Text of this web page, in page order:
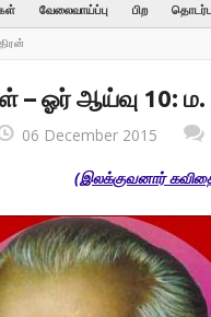
வேலைவாய்ப்பு பிற
ஓர் ஆய்வு 10: ம.
06 December 2015
(இலக்குவனார்